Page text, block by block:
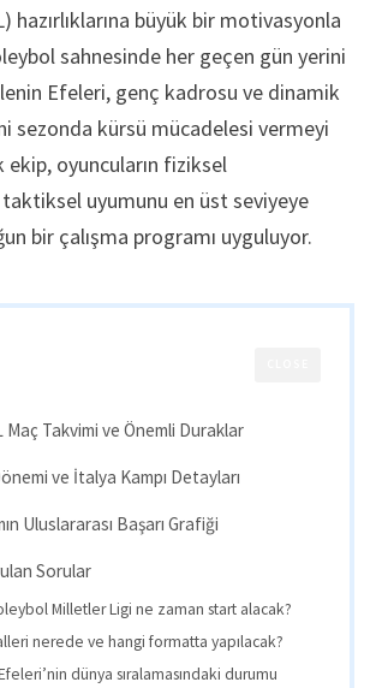
hazırlıklarına büyük bir motivasyonla
sahnesinde her geçen gün yerini
Efeleri, genç kadrosu ve dinamik
sezonda kürsü mücadelesi vermeyi
ekip, oyuncuların fiziksel
uyumunu en üst seviyeye
bir çalışma programı uyguluyor.
Maç Takvimi ve Önemli Duraklar
ve İtalya Kampı Detayları
Uluslararası Başarı Grafiği
Sorular
Milletler Ligi ne zaman start alacak?
nerede ve hangi formatta yapılacak?
dünya sıralamasındaki durumu